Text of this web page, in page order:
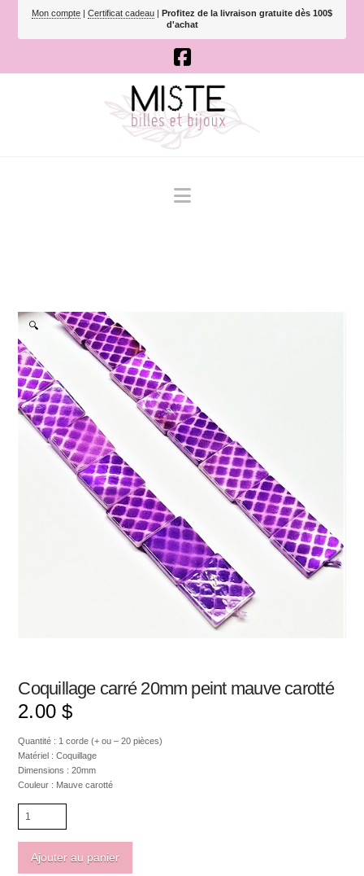
Mon compte | Certificat cadeau | Profitez de la livraison gratuite dès 100$
d'achat
Navigation
🔍
Coquillage carré 20mm peint mauve carotté
2.00 $
Quantité : 1 corde (+ ou – 20 pièces)
Matériel : Coquillage
Dimensions : 20mm
Couleur : Mauve carotté
carréAjouter au panier